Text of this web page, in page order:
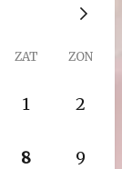
ZAT ZON
1 2
8 9